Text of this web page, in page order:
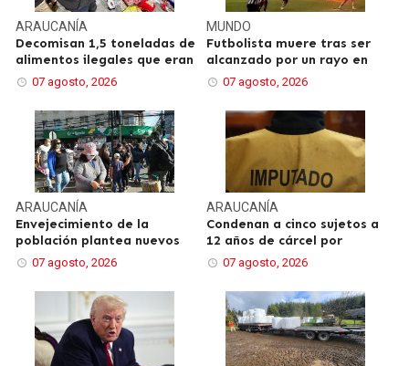
ARAUCANÍA
Decomisan 1,5 toneladas de
alimentos ilegales que eran
07 agosto, 2026
MUNDO
Futbolista muere tras ser
alcanzado por un rayo en
07 agosto, 2026
ARAUCANÍA
Envejecimiento de la
población plantea nuevos
07 agosto, 2026
ARAUCANÍA
Condenan a cinco sujetos a
12 años de cárcel por
07 agosto, 2026